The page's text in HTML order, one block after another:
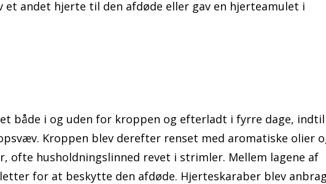
et andet hjerte til den afdøde eller gav en hjerteamulet i
både i og uden for kroppen og efterladt i fyrre dage,
Kroppen blev derefter renset med aromatiske olier
ofte husholdningslinned revet i strimler. Mellem lagene af
for at beskytte den afdøde. Hjerteskaraber blev